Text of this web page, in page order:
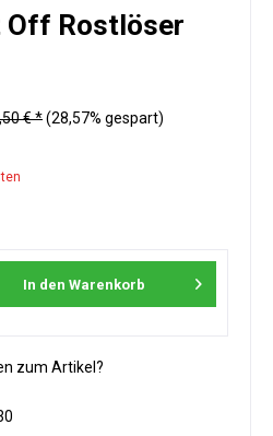
Off Rostlöser
€ *(28,57% gespart)
In den Warenkorb
zum Artikel?